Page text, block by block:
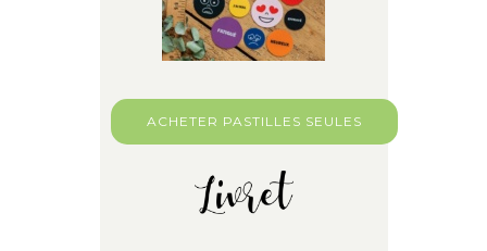
ACHETER PASTILLES SEULES